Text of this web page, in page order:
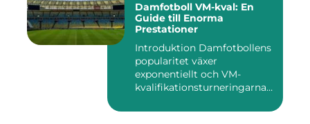
Damfotboll VM-kval: En
Guide till Enorma
Prestationer
Introduktion Damfotbollens
popularitet växer
exponentiellt och VM-
kvalifikationsturneringarna